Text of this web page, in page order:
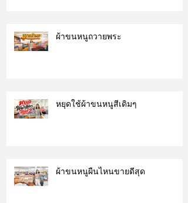
ผ้าขนหนูถวายพระ
หยุดใช้ผ้าขนหนูสีเดิมๆ
ผ้าขนหนูผืนไหนขายดีสุด